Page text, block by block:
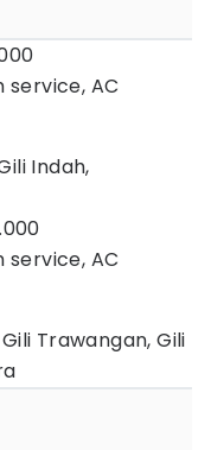
AC
Indah,
AC
Trawangan, Gili